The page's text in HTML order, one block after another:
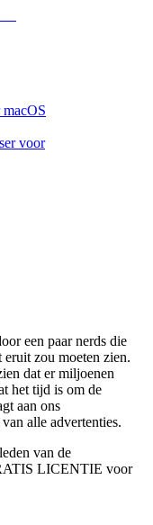
voor
een paar nerds die
zou moeten zien.
dat er miljoenen
het tijd is om de
aan ons
alle advertenties.
van de
LICENTIE voor